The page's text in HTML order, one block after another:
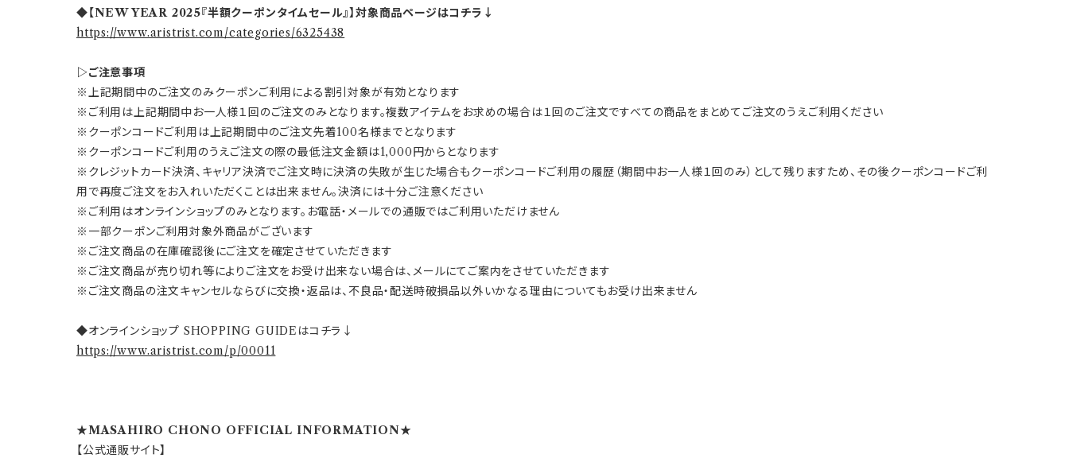
◆【NEW YEAR 2025『半額クーポンタイムセール』】対象商品ページはコチラ↓
https://www.aristrist.com/categories/6325438
▷ご注意事項
※上記期間中のご注文のみクーポンご利用による割引対象が有効となります
※ご利用は上記期間中お一人様１回のご注文のみとなります。複数アイテムをお求めの場合は１回のご注文ですべての商品をまとめてご注文のうえご利用ください
※クーポンコードご利用は上記期間中のご注文先着100名様までとなります
※クーポンコードご利用のうえご注文の際の最低注文金額は1,000円からとなります
※クレジットカード決済、キャリア決済でご注文時に決済の失敗が生じた場合もクーポンコードご利用の履歴（期間中お一人様１回のみ）として残りますため、その後クーポンコードご利
用で再度ご注文をお入れいただくことは出来ません。決済には十分ご注意ください
※ご利用はオンラインショップのみとなります。お電話・メールでの通販ではご利用いただけません
※一部クーポンご利用対象外商品がございます
※ご注文商品の在庫確認後にご注文を確定させていただきます
※ご注文商品が売り切れ等によりご注文をお受け出来ない場合は、メールにてご案内をさせていただきます
※ご注文商品の注文キャンセルならびに交換・返品は、不良品・配送時破損品以外いかなる理由についてもお受け出来ません
◆オンラインショップ SHOPPING GUIDEはコチラ↓
https://www.aristrist.com/p/00011
★MASAHIRO CHONO OFFICIAL INFORMATION★
【公式通販サイト】